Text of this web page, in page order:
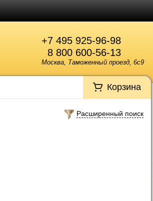
+7 495 925-96-98
8 800 600-56-13
Москва, Таможенный проезд, 6с9
Корзина
Расширенный поиск